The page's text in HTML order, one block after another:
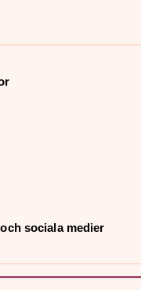
sociala medier